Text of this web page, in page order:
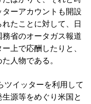
ーアカウントも開設
たことに対して、日
省のオータガス報道
上で応酬したりと、
人物である。
イッターを利用して
源等をめぐり米国と